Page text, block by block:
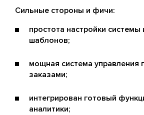
Сильные стороны и фичи:
простота настройки системы
шаблонов;
мощная система управления
заказами;
интегрирован готовый
аналитики;